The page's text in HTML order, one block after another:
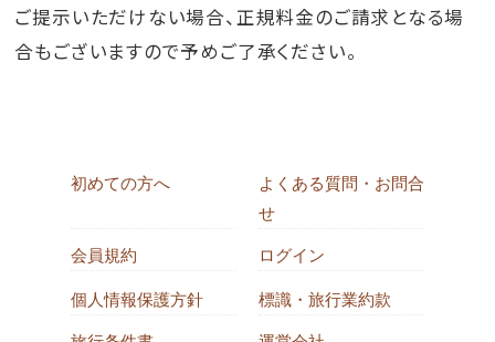
ご提示いただけない場合、正規料金のご請求となる場
合もございますので予めご了承ください。
初めての方へ
よくある質問・お問合
せ
会員規約 ログイン
個人情報保護方針 標識・旅行業約款